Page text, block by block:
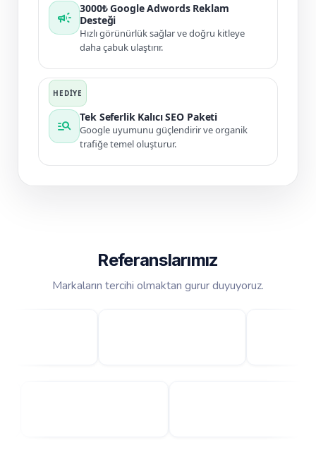
campaign
3000₺ Google Adwords Reklam
Desteği
Hızlı görünürlük sağlar ve doğru kitleye
daha çabuk ulaştırır.
manage_search
Tek Seferlik Kalıcı SEO Paketi
Google uyumunu güçlendirir ve organik
trafiğe temel oluşturur.
Referanslarımız
Markaların tercihi olmaktan gurur duyuyoruz.